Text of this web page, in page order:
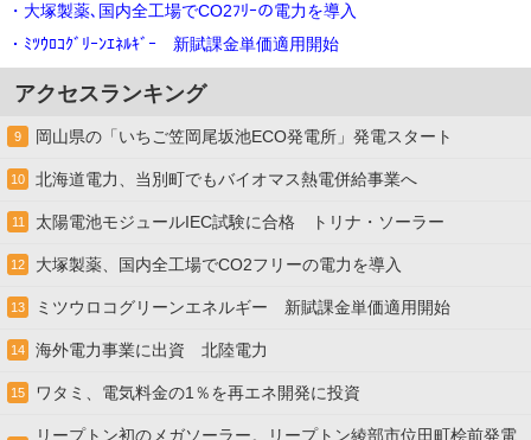
・大塚製薬､国内全工場でCO2ﾌﾘｰの電力を導入
・ﾐﾂｳﾛｺｸﾞﾘｰﾝｴﾈﾙｷﾞｰ 新賦課金単価適用開始
アクセスランキング
9 岡山県の「いちご笠岡尾坂池ECO発電所」発電スタート
10 北海道電力、当別町でもバイオマス熱電併給事業へ
11 太陽電池モジュールIEC試験に合格 トリナ・ソーラー
12 大塚製薬、国内全工場でCO2フリーの電力を導入
13 ミツウロコグリーンエネルギー 新賦課金単価適用開始
14 海外電力事業に出資 北陸電力
15 ワタミ、電気料金の1％を再エネ開発に投資
リープトン初のメガソーラー。リープトン綾部市位田町桧前発電